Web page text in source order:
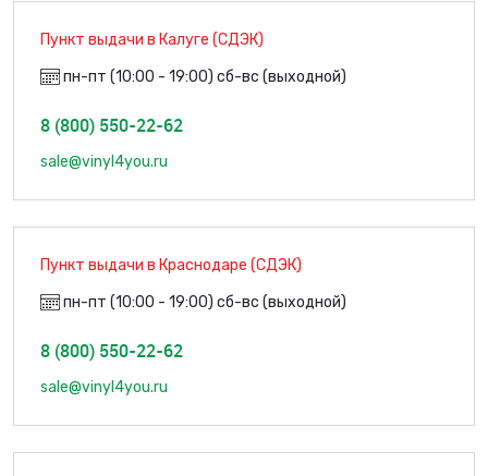
Пункт выдачи в Калуге (СДЭК)
пн-пт (10:00 - 19:00) сб-вс (выходной)
8 (800) 550-22-62
sale@vinyl4you.ru
Пункт выдачи в Краснодаре (СДЭК)
пн-пт (10:00 - 19:00) сб-вс (выходной)
8 (800) 550-22-62
sale@vinyl4you.ru